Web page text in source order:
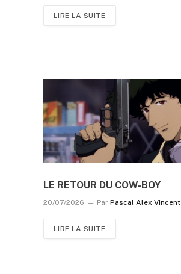
LIRE LA SUITE
LE RETOUR DU COW-BOY
20/07/2026 Par Pascal Alex Vincent
LIRE LA SUITE